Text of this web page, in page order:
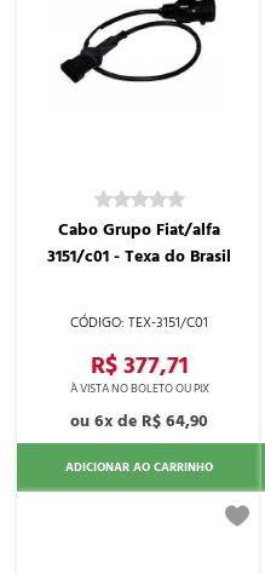
TEX-3151/C01
Cabo Grupo Fiat/alfa
3151/c01 - Texa do Brasil
R$ 377,71
6x de R$ 64,90
ADICIONAR AO CARRINHO